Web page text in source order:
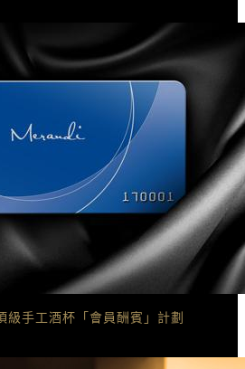
級手工酒杯「會員酬賓」計劃